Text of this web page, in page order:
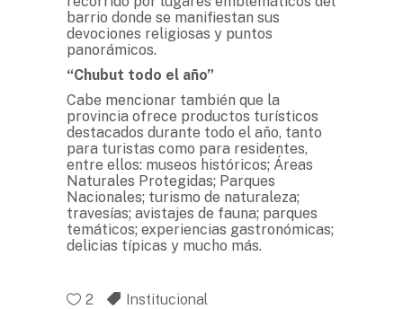
barrio donde se manifiestan sus
devociones religiosas y puntos
panorámicos.
“Chubut todo el año”
Cabe mencionar también que la
provincia ofrece productos turísticos
destacados durante todo el año, tanto
para turistas como para residentes,
entre ellos: museos históricos; Áreas
Naturales Protegidas; Parques
Nacionales; turismo de naturaleza;
travesías; avistajes de fauna; parques
temáticos; experiencias gastronómicas;
delicias típicas y mucho más.
2 Institucional